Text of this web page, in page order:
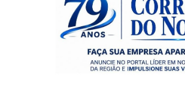
crédito
garantidas